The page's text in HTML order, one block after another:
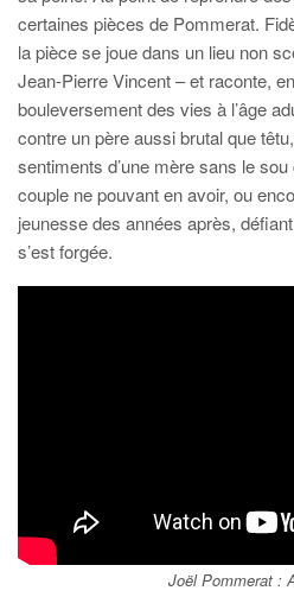
certaines pièces de Pommerat.
la pièce se joue dans un lieu non
Jean-Pierre Vincent – et raconte,
bouleversement des vies à l’âge
contre un père aussi brutal que
sentiments d’une mère sans le
couple ne pouvant en avoir, ou
jeunesse des années après,
s’est forgée.
Joël Pommerat :